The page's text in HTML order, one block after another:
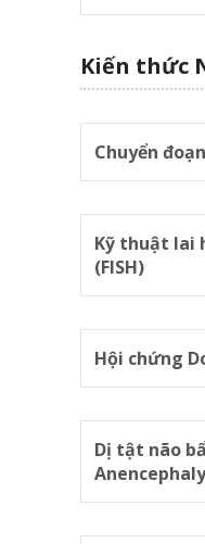
Kiến thức
Chuyển
Kỹ thuật lai
(FISH)
Hội chứng
Dị tật não
Anencephaly